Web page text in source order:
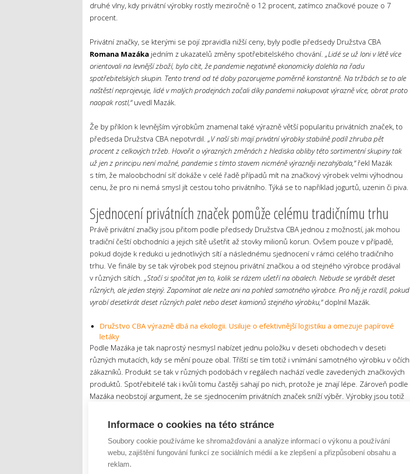
druhé vlny, kdy privátní výrobky rostly meziročně o 12 procent, zatímco značkové pouze o 7
procent.
Privátní značky, se kterými se pojí zpravidla nižší ceny, byly podle předsedy Družstva CBA
Romana Mazákajedním z ukazatelů změny spotřebitelského chování. „Lidé se už loni v létě více
orientovali na levnější zboží, bylo cítit, že pandemie negativně ekonomicky dolehla na řadu
spotřebitelských skupin. Tento trend od té doby pozorujeme poměrně konstantně. Na tržbách se to ale
naštěstí neprojevuje, lidé v malých prodejnách začali díky pandemii nakupovat výrazně více, obrat proto
naopak rostl,“uvedl Mazák.
Že by příklon k levnějším výrobkům znamenal také výrazně větší popularitu privátních značek, to
předseda Družstva CBA nepotvrdil. „V naší síti mají privátní výrobky stabilně podíl zhruba pět
procent z celkových tržeb. Hovořit o výrazných změnách z hlediska obliby této sortimentní skupiny tak
už jen z principu není možné, pandemie s tímto stavem nicméně výrazněji nezahýbala,“řekl Mazák
s tím, že maloobchodní síť dokáže v celé řadě případů mít na značkový výrobek velmi výhodnou
cenu, že pro ni nemá smysl jít cestou toho privátního. Týká se to například jogurtů, uzenin či piva.
Sjednocení privátních značek pomůže celému tradičnímu trhu
Právě privátní značky jsou přitom podle předsedy Družstva CBA jednou z možností, jak mohou
tradiční čeští obchodníci a jejich sítě ušetřit až stovky milionů korun. Ovšem pouze v případě,
pokud dojde k redukci u jednotlivých sítí a následnému sjednocení v rámci celého tradičního
trhu. Ve finále by se tak výrobek pod stejnou privátní značkou a od stejného výrobce prodával
v různých sítích. „Stačí si spočítat jen to, kolik se rázem ušetří na obalech. Nebude se vyrábět deset
různých, ale jeden stejný. Zapomínat ale nelze ani na pohled samotného výrobce. Pro něj je rozdíl, pokud
vyrobí desetkrát deset různých palet nebo deset kamionů stejného výrobku,“doplnil Mazák.
Družstvo CBA výrazně dbá na ekologii. Usiluje o efektivnější logistiku a omezuje papírové
letáky
Podle Mazáka je tak naprostý nesmysl nabízet jednu položku v deseti obchodech v deseti
různých mutacích, kdy se mění pouze obal. Tříští se tím totiž i vnímání samotného výrobku v očích
zákazníků. Produkt se tak v různých podobách v regálech nachází vedle zavedených značkových
produktů. Spotřebitelé tak i kvůli tomu častěji sahají po nich, protože je znají lépe. Zároveň podle
Mazáka neobstojí argument, že se sjednocením privátních značek sníží výběr. Výrobky jsou totiž
v zahraničí.„Pro nás je to logická volba, CBA je etablovanou sítí v Polsku, Maďarsku a na Slovensku, naši
spolupráci v rámci privátních značek se proto snažíme prohlubovat. Příkladem mohou být například
sušenky či piškoty, u kterých využíváme zkušenosti s privátkami u našich zahraničních partnerů. Naopak
Informace o cookies na této stránce
Soubory cookie používáme ke shromažďování a analýze informací o výkonu a používání
webu, zajištění fungování funkcí ze sociálních médií a ke zlepšení a přizpůsobení obsahu a
reklam.